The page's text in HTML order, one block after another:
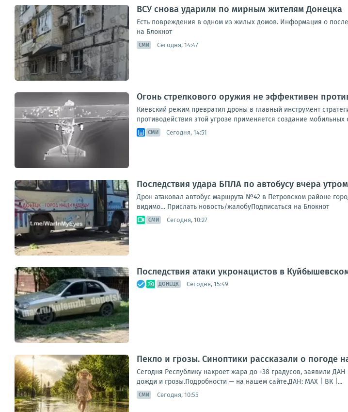
ВСУ снова ударили по мирным жителям Донецка
Есть повреждения в одном из жилых домов. Информация о
на Блокнот
СМИ Сегодня, 14:47
Огонь стрелкового оружия не эффективен
Киевский режим превратил дроны в главный инструмент
противодействия этой угрозе применяется создание мобильных
СМИ Сегодня, 14:51
Последствия удара БПЛА по автобусу вчера
Дрон атаковал автобус маршрута №42 в Петровском районе
видимо… Прислать новость/жалобуПодписаться на Блокнот
СМИ Сегодня, 10:27
Последствия атаки укронацистов в
ДОНЕЦК Сегодня, 15:49
Пекло и грозы. Синоптики рассказали о погоде
Сегодня Республику накроет жара до +38 градусов, заявили
дожди и грозы.Подробности — на нашем сайте.ДАН: MAX | ВК |...
СМИ Сегодня, 10:55